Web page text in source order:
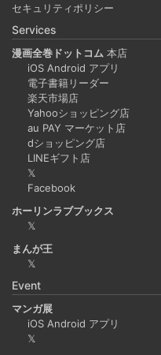
セキュリティポリシー
Services
漫画全巻ドットコム 本店
iOS Android アプリ
電子書籍リーダー
楽天市場店
Yahooショッピング店
au PAY マーケット店
dショッピング店
LINEギフト店
𝕏
Facebook
ホーリンラブブックス
𝕏
まんが王
𝕏
Event
マンガ展
iOS Android アプリ
𝕏